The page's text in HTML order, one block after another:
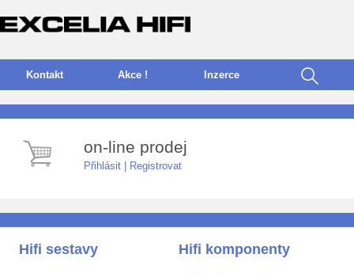
Kontakt Akce ! nzerce
on-line prodej
Přihlásit Registrovat
Hifi sestavy Hifi komponenty